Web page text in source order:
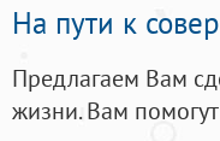
На пути к
Предлагаем Вам
жизни. Вам